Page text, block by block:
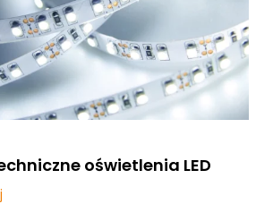
oświetlenia LED